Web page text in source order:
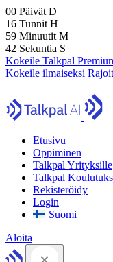
00 Päivät D
16 Tunnit H
59 Minuutit M
41 Sekuntia S
Kokeile Talkpal
Kokeile ilmaiseksi
Etusivu
Oppiminen
Talkpal Yrityksille
Talkpal
Rekisteröidy
Login
Suomi
Aloita